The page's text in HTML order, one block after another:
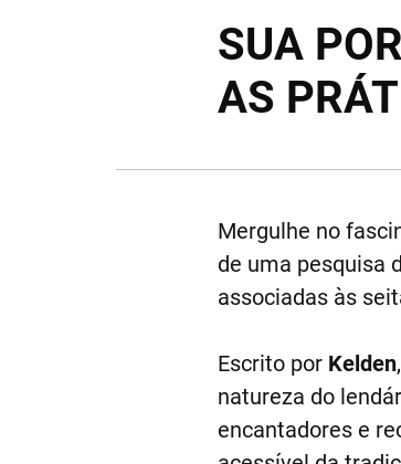
SUA
AS
Mergulhe no
de uma pesquisa
associadas às
Escrito por Kelden,
natureza do
encantadores e